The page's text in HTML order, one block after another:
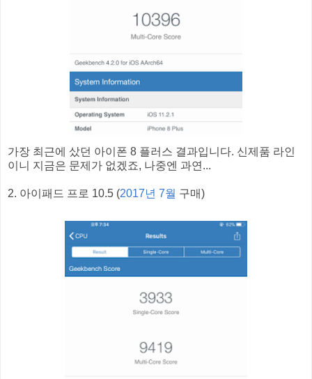
가장 최근에 샀던 아이폰 8 플러스 결과입니다. 신제품 라인
이니 지금은 문제가 없겠죠, 나중엔 과연...
2. 아이패드 프로 10.5 (2017년 7월 구매)